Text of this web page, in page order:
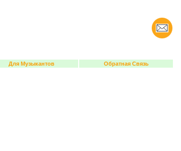
Для Музыкантов Обратная Связь